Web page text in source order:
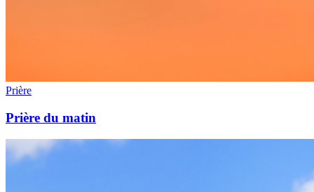
Prière
Prière du matin